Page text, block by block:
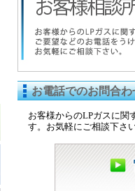
お電話でのお問合
お客様からのLPガスに関
す。お気軽にご相談下さ